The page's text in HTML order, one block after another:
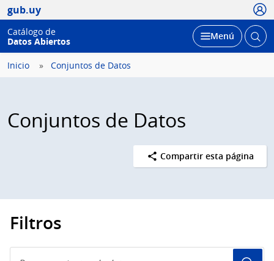
gub.uy
Catálogo de
Datos Abiertos
Desplegar
Menú Abrir
Inicio Conjuntos de Datos
Conjuntos de Datos
Compartir esta página
Filtros